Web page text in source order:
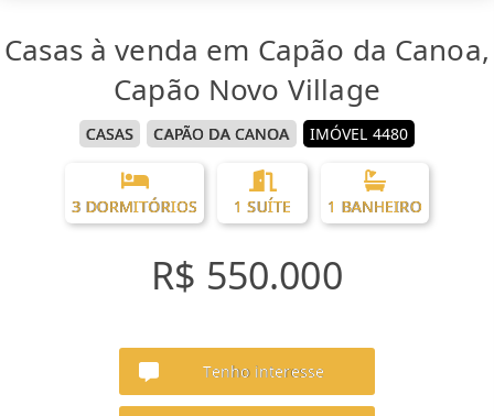
Casas à venda em Capão da Canoa,
Capão Novo Village
CASAS CAPÃO DA CANOA IMÓVEL 4480
3 DORMITÓRIOS 1 SUÍTE 1 BANHEIRO
R$ 550.000
Tenho interesse